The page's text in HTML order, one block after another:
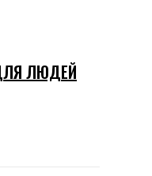
ЛЮДЕЙ